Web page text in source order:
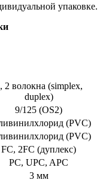
упаковке.
2 волокна (simplex,
duplex)
9/125 (ОS2)
(PVC)
(PVC)
FC, 2FC (дуплекс)
PC, UPC, APC
3 мм